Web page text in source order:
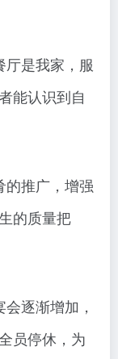
是我家，服
能认识到自
的推广，增强
的质量把
逐渐增加，
员停休，为